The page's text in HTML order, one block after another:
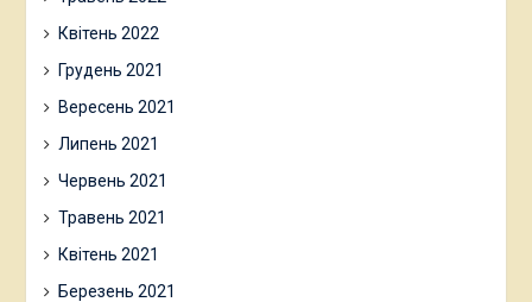
Квітень 2022
Грудень 2021
Вересень 2021
Липень 2021
Червень 2021
Травень 2021
Квітень 2021
Березень 2021